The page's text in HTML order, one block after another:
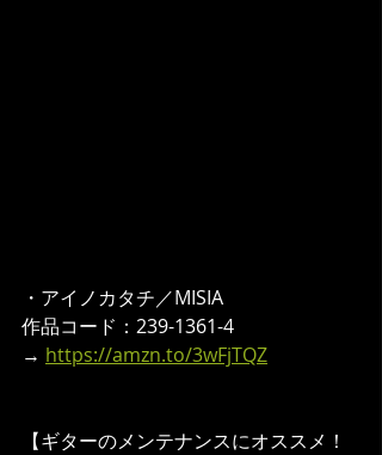
・アイノカタチ／MISIA
作品コード：239-1361-4
→ https://amzn.to/3wFjTQZ
【ギターのメンテナンスにオススメ！